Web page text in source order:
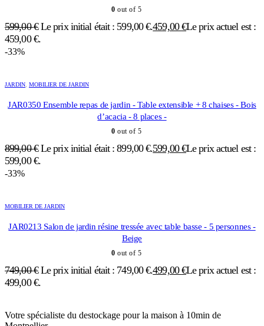
0 out of 5
599,00€ Le prix initial était : 599,00 €.459,00€Le prix actuel est :
459,00 €.
-33%
JARDIN MOBILIER DE JARDIN
JAR0350 Ensemble repas de jardin - Table extensible + 8 chaises - Bois
d’acacia - 8 places -
0 out of 5
899,00€ Le prix initial était : 899,00 €.599,00€Le prix actuel est :
599,00 €.
-33%
MOBILIER DE JARDIN
JAR0213 Salon de jardin résine tressée avec table basse - 5 personnes -
Beige
0 out of 5
749,00€ Le prix initial était : 749,00 €.499,00€Le prix actuel est :
499,00 €.
Votre spécialiste du destockage pour la maison à 10min de